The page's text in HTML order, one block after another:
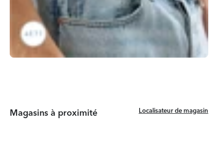
Magasins à proximité Localisateur de magasin
Localisateur de magasin